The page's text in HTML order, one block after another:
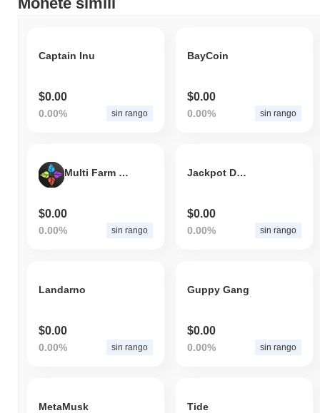
Captain Inu
$0.00
0.00% sin rango
BayCoin
$0.00
0.00% sin rango
Multi Farm Capital v2
$0.00
0.00% sin rango
Jackpot Doge
$0.00
0.00% sin rango
Landarno
$0.00
0.00% sin rango
Guppy Gang
$0.00
0.00% sin rango
MetaMusk Tide